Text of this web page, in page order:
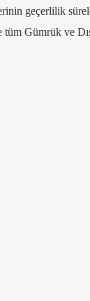
geçerlilik
tüm Gümrük ve